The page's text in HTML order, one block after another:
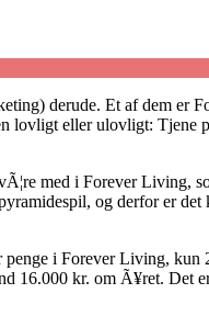
derude. Et af dem er
eller ulovligt:
med i Forever Living,
og derfor er det
i Forever Living,
16.000 kr. om Ã¥ret.